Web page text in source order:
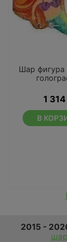
Шар фигура
1 314
В
2015 -